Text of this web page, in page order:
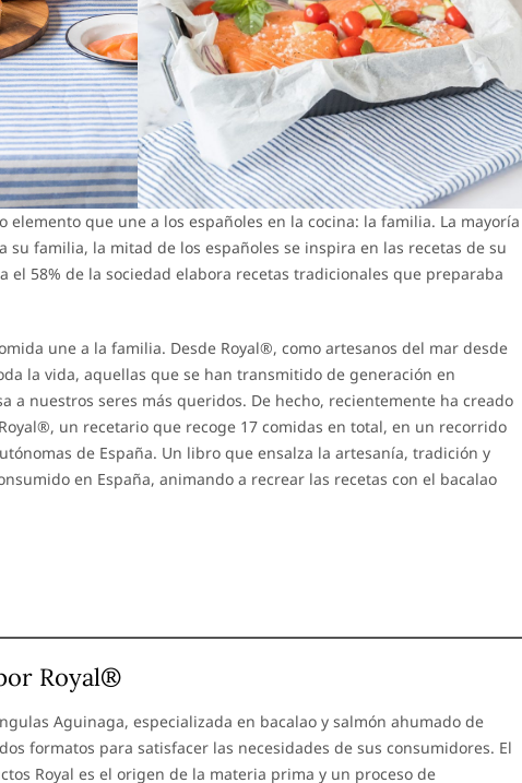
que une a los españoles en la cocina: la familia. La mayoría
su familia, la mitad de los españoles se inspira en las recetas de su
el 58% de la sociedad elabora recetas tradicionales que preparaba
une a la familia. Desde Royal®, como artesanos del mar desde
la vida, aquellas que se han transmitido de generación en
a nuestros seres más queridos. De hecho, recientemente ha creado
Royal®, un recetario que recoge 17 comidas en total, en un recorrido
de España. Un libro que ensalza la artesanía, tradición y
en España, animando a recrear las recetas con el bacalao
Royal®
Aguinaga, especializada en bacalao y salmón ahumado de
formatos para satisfacer las necesidades de sus consumidores. El
Royal es el origen de la materia prima y un proceso de